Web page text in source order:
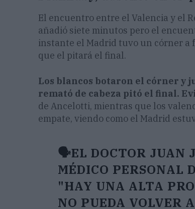
El encuentro entre el Valencia y el
añadió siete minutos pero el
instante el Madrid tuvo un córner a
que el pitará el final.
Los blancos botaron el córner y
remató de cabeza pitó el final.
de Ancelotti, mientras que los
empate, viendo como el Madrid
🗣️EL DOCTOR JUAN
MÉDICO PERSONAL
"HAY UNA ALTA
NO PUEDA VOLVER